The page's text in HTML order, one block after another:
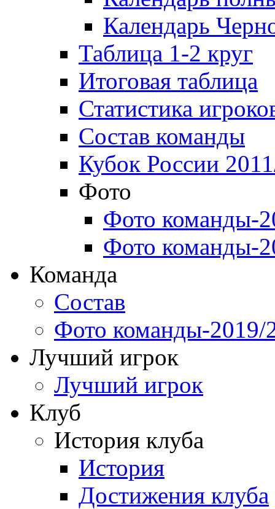
Календарь
Таблица 1-2 круг
Итоговая таблица
Статистика
Состав команды
Кубок России
Фото
Фото команды-
Фото команды-
Команда
Состав
Фото команды-2019/
Лучший игрок
Лучший игрок
Клуб
История клуба
История
Достижения клуба